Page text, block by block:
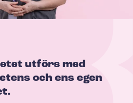
utförs med
och ens egen